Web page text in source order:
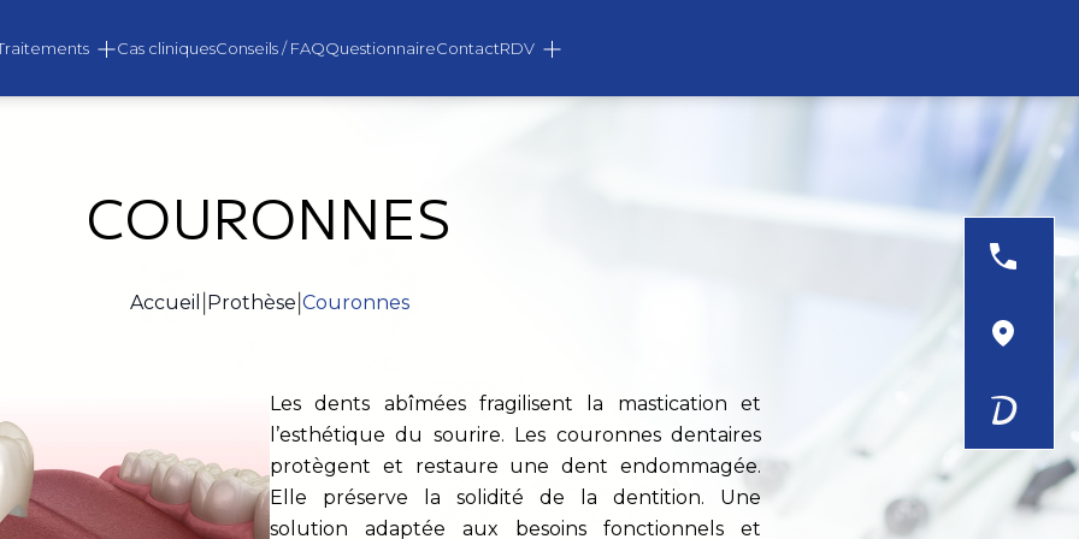
Cas cliniquesConseils / FAQQuestionnaireContactRDV
03
COURONNES
Accueil Prothèse Couronnes
Les dents abîmées fragilisent la mastication et
l’esthétique du sourire. Les couronnes dentaires
protègent et restaure une dent endommagée.
Elle préserve la solidité de la dentition. Une
solution adaptée aux besoins fonctionnels et
NOUS
Email *